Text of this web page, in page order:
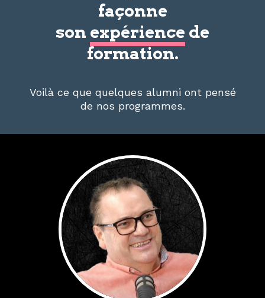
façonne
son expérience de
formation.
Voilà ce que quelques alumni ont pensé
de nos programmes.